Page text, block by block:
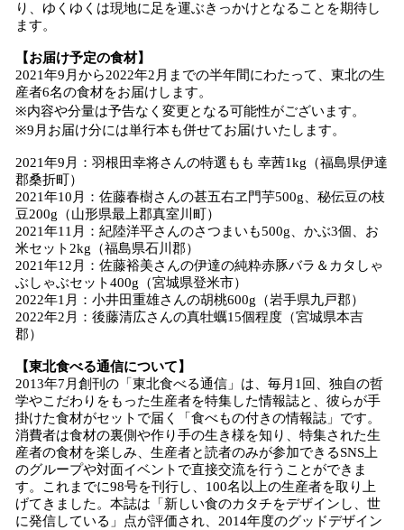
り、ゆくゆくは現地に足を運ぶきっかけとなることを期待し
ます。
【お届け予定の食材】
2021年9月から2022年2月までの半年間にわたって、東北の生
産者6名の食材をお届けします。
※内容や分量は予告なく変更となる可能性がございます。
※9月お届け分には単行本も併せてお届けいたします。
2021年9月：羽根田幸将さんの特選もも 幸茜1kg（福島県伊達
郡桑折町）
2021年10月：佐藤春樹さんの甚五右ヱ門芋500g、秘伝豆の枝
豆200g（山形県最上郡真室川町）
2021年11月：紀陸洋平さんのさつまいも500g、かぶ3個、お
米セット2kg（福島県石川郡）
2021年12月：佐藤裕美さんの伊達の純粋赤豚バラ＆カタしゃ
ぶしゃぶセット400g（宮城県登米市）
2022年1月：小井田重雄さんの胡桃600g（岩手県九戸郡）
2022年2月：後藤清広さんの真牡蠣15個程度（宮城県本吉
郡）
【東北食べる通信について】
2013年7月創刊の「東北食べる通信」は、毎月1回、独自の哲
学やこだわりをもった生産者を特集した情報誌と、彼らが手
掛けた食材がセットで届く「食べもの付きの情報誌」です。
消費者は食材の裏側や作り手の生き様を知り、特集された生
産者の食材を楽しみ、生産者と読者のみが参加できるSNS上
のグループや対面イベントで直接交流を行うことができま
す。これまでに98号を刊行し、100名以上の生産者を取り上
げてきました。本誌は「新しい食のカタチをデザインし、世
に発信している」点が評価され、2014年度のグッドデザイン